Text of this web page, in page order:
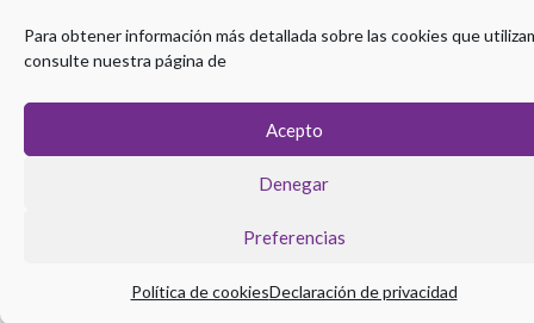
Para obtener información más detallada sobre las cookies que
consulte nuestra página de
Acepto
Denegar
Preferencias
Política de cookiesDeclaración de privacidad